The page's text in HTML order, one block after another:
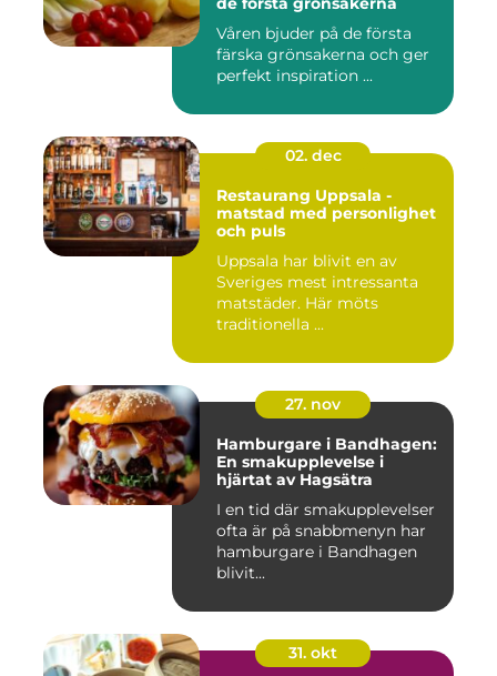
Våren bjuder på de första
färska grönsakerna och ger
perfekt inspiration ...
02. dec
Restaurang Uppsala -
matstad med personlighet
och puls
Uppsala har blivit en av
Sveriges mest intressanta
matstäder. Här möts
traditionella ...
27. nov
Hamburgare i Bandhagen:
En smakupplevelse i
hjärtat av Hagsätra
I en tid där smakupplevelser
ofta är på snabbmenyn har
hamburgare i Bandhagen
blivit...
31. okt